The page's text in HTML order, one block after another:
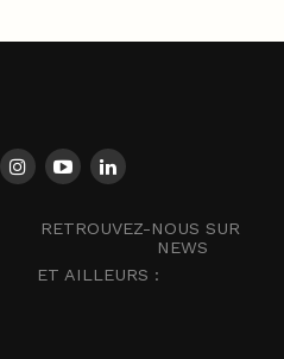
RETROUVEZ-NOUS SUR
NEWS
ET AILLEURS :